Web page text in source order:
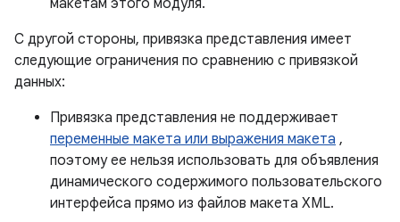
макетам этого модуля.
С другой стороны, привязка представления имеет
следующие ограничения по сравнению с привязкой
данных:
Привязка представления не поддерживает
переменные макета или выражения макета ,
поэтому ее нельзя использовать для объявления
динамического содержимого пользовательского
интерфейса прямо из файлов макета XML.